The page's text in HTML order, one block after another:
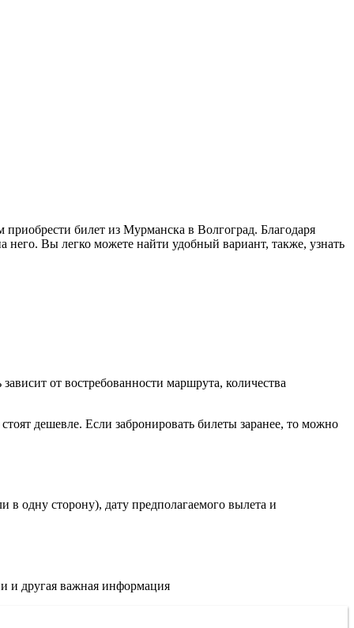
билет из Мурманска в Волгоград. Благодаря
Вы легко можете найти удобный вариант, также, узнать
от востребованности маршрута, количества
дешевле. Если забронировать билеты заранее, то можно
одну сторону), дату предполагаемого вылета и
и другая важная информация